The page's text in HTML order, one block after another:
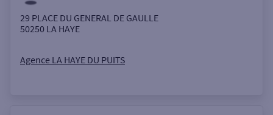
Rue
29 PLACE DU GENERAL DE GAULLE
50250 LA HAYE
Agence LA HAYE DU PUITS